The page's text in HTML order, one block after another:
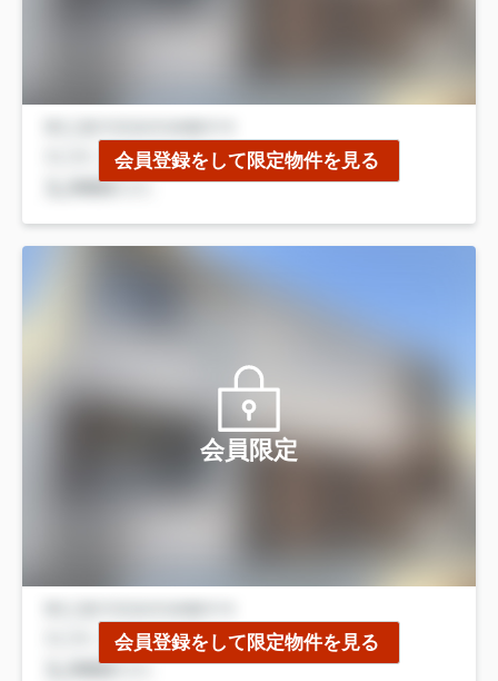
会員登録をして限定物件を見る
会員限定
会員登録をして限定物件を見る